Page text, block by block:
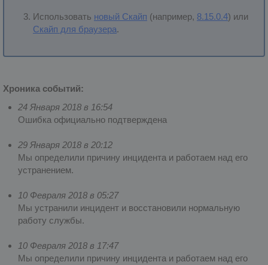
Использовать новый Скайп (например, 8.15.0.4) или
Скайп для браузера.
Хроника событий:
24 Января 2018 в 16:54
Ошибка официально подтверждена
29 Января 2018 в 20:12
Мы определили причину инцидента и работаем над его
устранением.
10 Февраля 2018 в 05:27
Мы устранили инцидент и восстановили нормальную
работу службы.
10 Февраля 2018 в 17:47
Мы определили причину инцидента и работаем над его